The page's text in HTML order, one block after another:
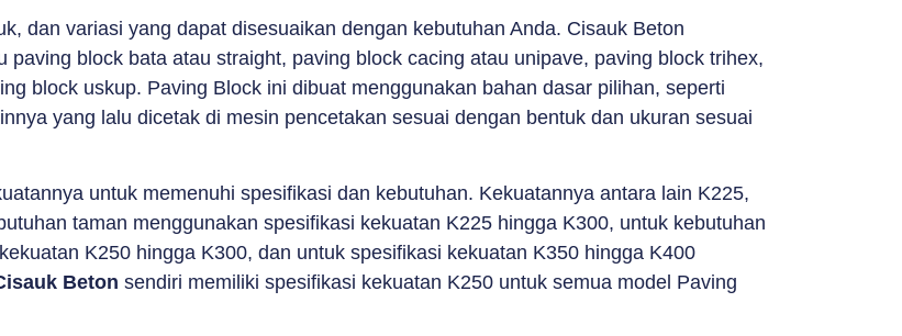
dan variasi yang dapat disesuaikan dengan kebutuhan Anda. Cisauk Beton
block bata atau straight, paving block cacing atau unipave, paving block trihex,
block uskup. Paving Block ini dibuat menggunakan bahan dasar pilihan, seperti
yang lalu dicetak di mesin pencetakan sesuai dengan bentuk dan ukuran sesuai
untuk memenuhi spesifikasi dan kebutuhan. Kekuatannya antara lain K225,
taman menggunakan spesifikasi kekuatan K225 hingga K300, untuk kebutuhan
K250 hingga K300, dan untuk spesifikasi kekuatan K350 hingga K400
Beton sendiri memiliki spesifikasi kekuatan K250 untuk semua model Paving